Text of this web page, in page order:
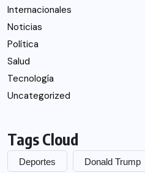
Internacionales
Noticias
Política
Salud
Tecnología
Uncategorized
Tags Cloud
Deportes Donald Trump